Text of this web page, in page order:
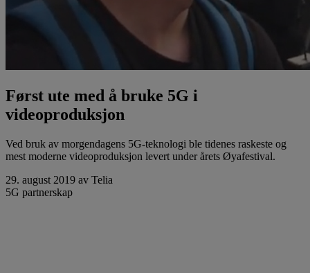
Først ute med å bruke 5G i
videoproduksjon
Ved bruk av morgendagens 5G-teknologi ble tidenes raskeste og
mest moderne videoproduksjon levert under årets Øyafestival.
29. august 2019 av Telia
5G partnerskap